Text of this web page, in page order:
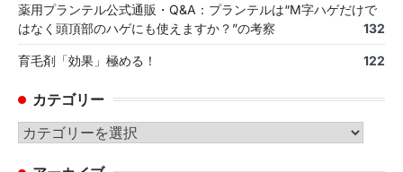
薬用プランテル公式通販・Q&A：プランテルは“M字ハゲだけで
はなく頭頂部のハゲにも使えますか？”の考察
132
育毛剤「効果」極める！ 122
カテゴリー
カ